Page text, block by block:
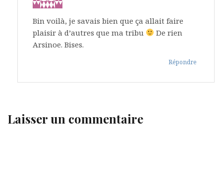
Bin voilà, je savais bien que ça allait faire
plaisir à d’autres que ma tribu
De rien
Arsinoe. Bises.
Répondre
Laisser un commentaire